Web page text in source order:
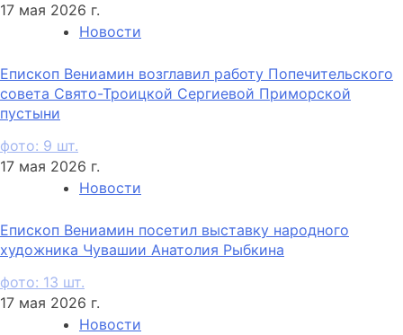
17 мая 2026 г.
Новости
Епископ Вениамин возглавил работу Попечительского
совета Свято-Троицкой Сергиевой Приморской
пустыни
фото: 9 шт.
17 мая 2026 г.
Новости
Епископ Вениамин посетил выставку народного
художника Чувашии Анатолия Рыбкина
фото: 13 шт.
17 мая 2026 г.
Новости